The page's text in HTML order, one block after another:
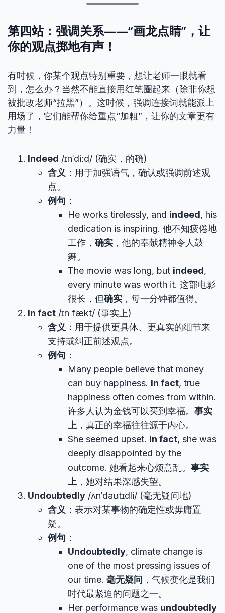
第四站：强调关系——“画龙点睛”，让
你的观点掷地有声！
有时候，你某个观点特别重要，想让老师一眼就看
到，怎么办？当然不能直接用红笔圈起来（除非你想
被批改老师“拉黑”）。这时候，强调连接词就能派上
用场了，它们能帮你给重点“加粗”，让你的文章更有
力量！
Indeed /ɪnˈdiːd/ (确实，的确)
含义 ：用于加强语气，确认或强调前述观
点。
例句 ：
He works tirelessly, and indeed, his
dedication is inspiring. 他不知疲倦地
工作，确实 ，他的奉献精神令人鼓
舞。
The movie was long, but indeed,
every minute was worth it. 这部电影
很长，但确实 ，每一分钟都值得。
In fact /ɪn fækt/ (事实上)
含义 ：用于提供更具体、更真实的细节来
支持或纠正前述观点。
例句 ：
Many people believe that money
can buy happiness. In fact, true
happiness often comes from within.
许多人认为金钱可以买到幸福。 事实
上 ，真正的幸福往往源于内心。
She seemed upset. In fact, she was
deeply disappointed by the
outcome. 她看起来心烦意乱。 事实
上 ，她对结果深感失望。
Undoubtedly /ʌnˈdaʊtɪdli/ (毫无疑问地)
含义 ：表示对某事物的确定性或毋庸置
疑。
例句 ：
Undoubtedly, climate change is
one of the most pressing issues of
our time. 毫无疑问 ，气候变化是我们
时代最紧迫的问题之一。
Her performance was undoubtedly